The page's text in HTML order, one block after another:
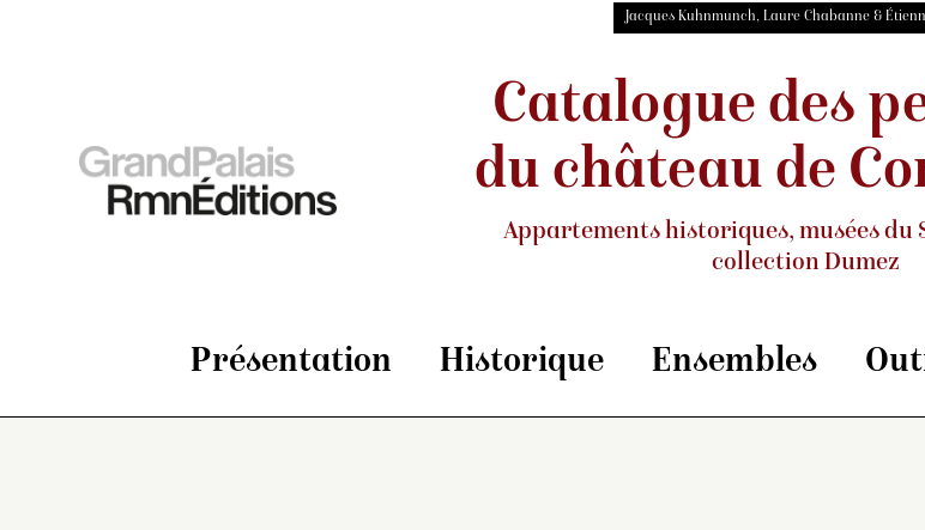
Jacques Kuhnmunch, Laure Chabanne &
Catalogue des
du château de
Appartements historiques, muséesdu
collection Dumez
Présentation Historique Ensembles